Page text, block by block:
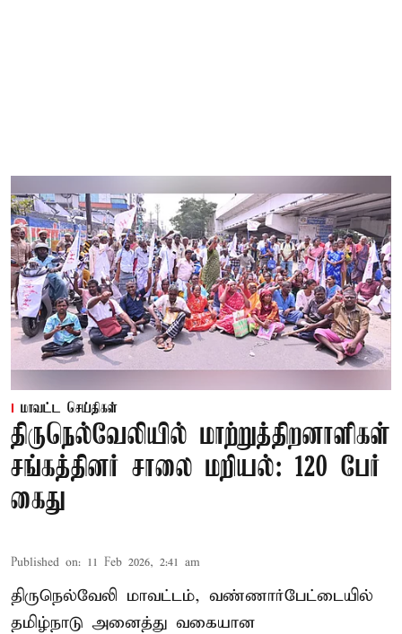
மாவட்ட செய்திகள்
திருநெல்வேலியில் மாற்றுத்திறனாளிகள்
சங்கத்தினர் சாலை மறியல்: 120 பேர்
கைது
Published on: 11 Feb 2026, 2:41 am
திருநெல்வேலி மாவட்டம், வண்ணார்பேட்டையில்
தமிழ்நாடு அனைத்து வகையான